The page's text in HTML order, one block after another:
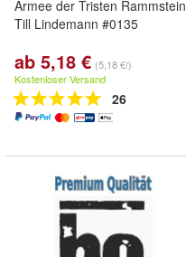
Armee der Tristen Rammstein
Till Lindemann #0135
ab 5,18 € (5,18 €/)
Kostenloser Versand
26